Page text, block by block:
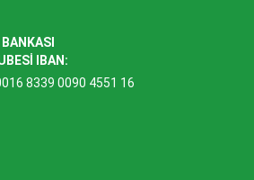
IBAN:
8339 0090 4551 16